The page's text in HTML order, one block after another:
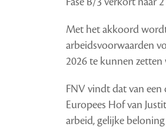
Met het akkoord
arbeidsvoorwaarden
2026 te kunnen
FNV vindt dat van een
Europees Hof van
arbeid, gelijke